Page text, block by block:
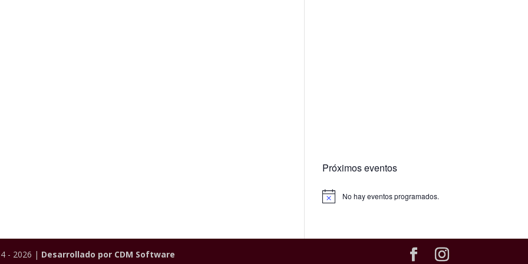
Próximos eventos
No hay eventos programados.
- 2026 | Desarrollado por CDM Software